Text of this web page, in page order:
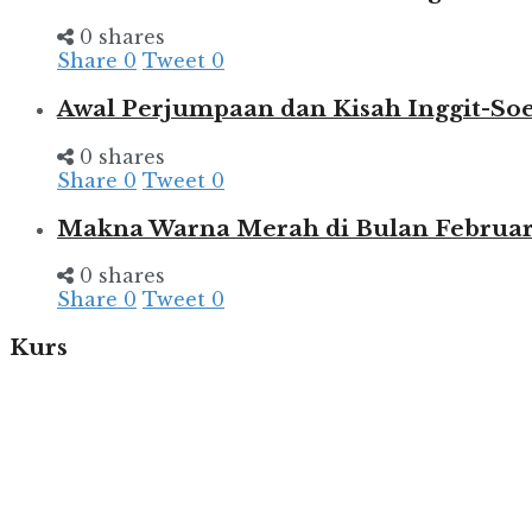
0 shares
Share 0 Tweet 0
Awal Perjumpaan dan Kisah Inggit-
0 shares
Share 0 Tweet 0
Makna Warna Merah di Bulan
0 shares
Share 0 Tweet 0
Kurs